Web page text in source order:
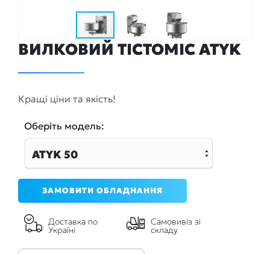
ВИЛКОВИЙ ТІСТОМІС ATYK
Кращі ціни та якість!
Оберiть модель:
ATYK 50
ЗАМОВИТИ ОБЛАДНАННЯ
Доставка по
Україні
Самовивіз зі
складу